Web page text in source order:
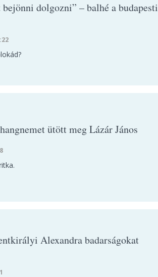
dolgozni” – balhé a budapesti
ütött meg Lázár János
Alexandra badarságokat